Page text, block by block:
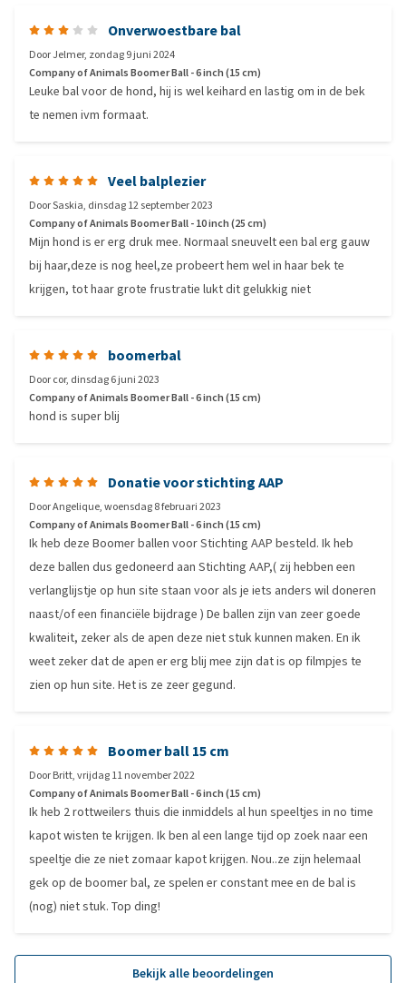
Onverwoestbare bal
DoorJelmer, zondag 9 juni 2024
Company of Animals Boomer Ball - 6 inch (15 cm)
Leuke bal voor de hond, hij is wel keihard en lastig om in de bek
te nemen ivm formaat.
Veel balplezier
DoorSaskia, dinsdag 12 september 2023
Company of Animals Boomer Ball - 10 inch (25 cm)
Mijn hond is er erg druk mee. Normaal sneuvelt een bal erg gauw
bij haar,deze is nog heel,ze probeert hem wel in haar bek te
krijgen, tot haar grote frustratie lukt dit gelukkig niet
boomerbal
Doorcor, dinsdag 6 juni 2023
Company of Animals Boomer Ball - 6 inch (15 cm)
hond is super blij
Donatie voor stichting AAP
DoorAngelique,woensdag 8 februari 2023
Company of Animals Boomer Ball - 6 inch (15 cm)
Ik heb deze Boomer ballen voor Stichting AAP besteld. Ik heb
deze ballen dus gedoneerd aan Stichting AAP,( zij hebben een
verlanglijstje op hun site staan voor als je iets anders wil doneren
naast/of een financiële bijdrage ) De ballen zijn van zeer goede
kwaliteit, zeker als de apen deze niet stuk kunnen maken. En ik
weet zeker dat de apen er erg blij mee zijn dat is op filmpjes te
zien op hun site. Het is ze zeer gegund.
Boomer ball 15 cm
DoorBritt,vrijdag 11 november 2022
Company of Animals Boomer Ball - 6 inch (15 cm)
Ik heb 2 rottweilers thuis die inmiddels al hun speeltjes in no time
kapot wisten te krijgen. Ik ben al een lange tijd op zoek naar een
speeltje die ze niet zomaar kapot krijgen. Nou..ze zijn helemaal
gek op de boomer bal, ze spelen er constant mee en de bal is
(nog) niet stuk. Top ding!
Bekijk alle beoordelingen